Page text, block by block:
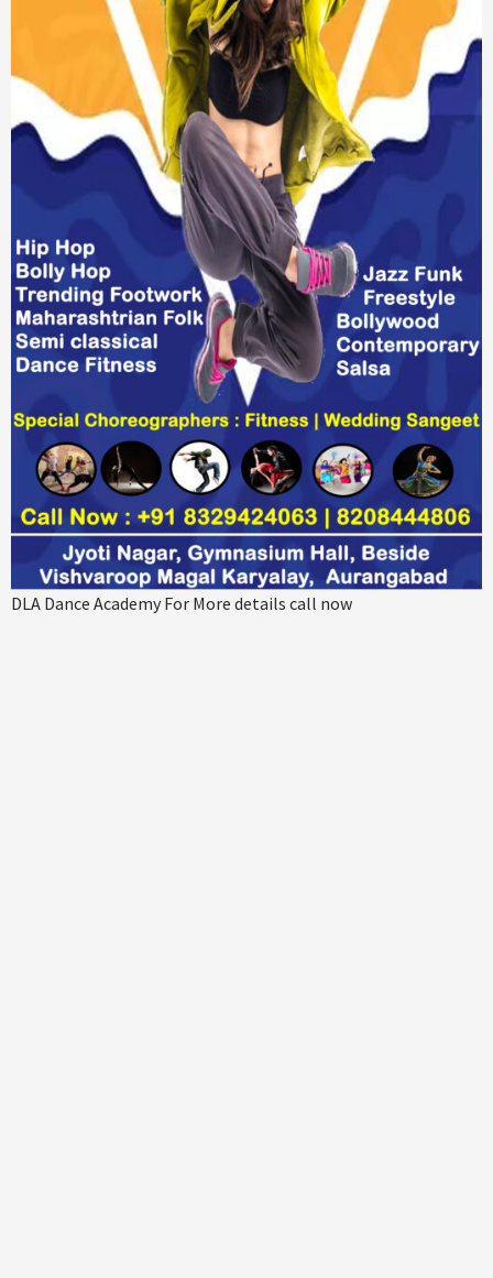
DLA Dance Academy For More details call now